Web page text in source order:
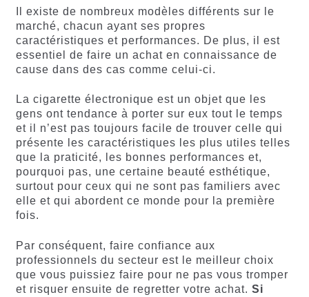
Il existe de nombreux modèles différents sur le
marché, chacun ayant ses propres
caractéristiques et performances. De plus, il est
essentiel de faire un achat en connaissance de
cause dans des cas comme celui-ci.
La cigarette électronique est un objet que les
gens ont tendance à porter sur eux tout le temps
et il n’est pas toujours facile de trouver celle qui
présente les caractéristiques les plus utiles telles
que la praticité, les bonnes performances et,
pourquoi pas, une certaine beauté esthétique,
surtout pour ceux qui ne sont pas familiers avec
elle et qui abordent ce monde pour la première
fois.
Par conséquent, faire confiance aux
professionnels du secteur est le meilleur choix
que vous puissiez faire pour ne pas vous tromper
et risquer ensuite de regretter votre achat. Si